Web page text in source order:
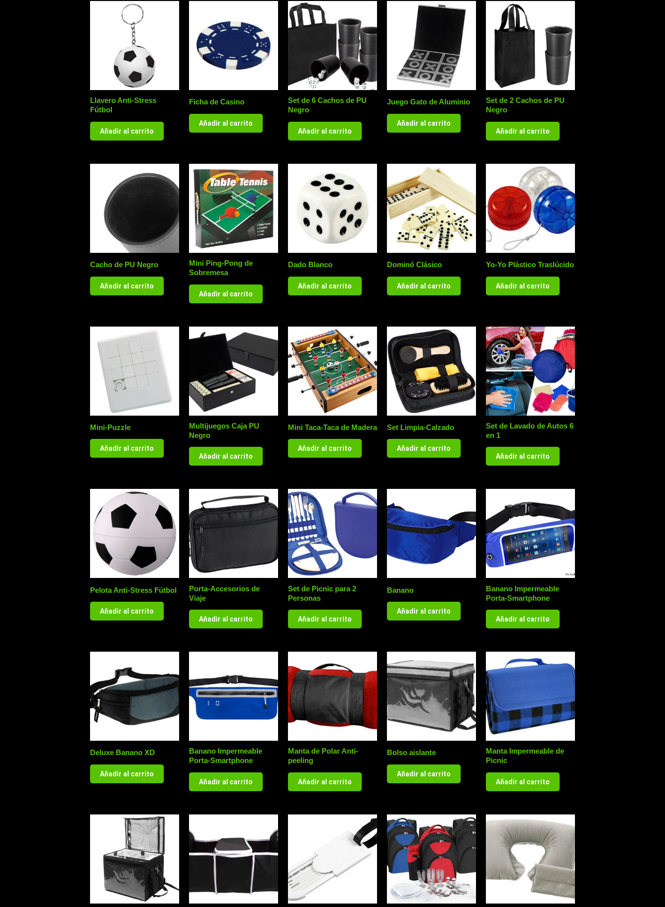
Llavero Anti-Stress
Fútbol
Añadir al carrito
Ficha de Casino
Añadir al carrito
Set de 6 Cachos de PU
Negro
Añadir al carrito
Juego Gato de Aluminio
Añadir al carrito
Set de 2 Cachos de PU
Negro
Añadir al carrito
Cacho de PU Negro
Añadir al carrito
Mini Ping-Pong de
Sobremesa
Añadir al carrito
Dado Blanco
Añadir al carrito
Dominó Clásico
Añadir al carrito
Yo-Yo Plástico Traslúcido
Añadir al carrito
Mini-Puzzle
Añadir al carrito
Multijuegos Caja PU
Negro
Añadir al carrito
Mini Taca-Taca de Madera
Añadir al carrito
Set Limpia-Calzado
Añadir al carrito
Set de Lavado de Autos 6
en 1
Añadir al carrito
Pelota Anti-Stress Fútbol
Añadir al carrito
Porta-Accesorios de
Viaje
Añadir al carrito
Set de Picnic para 2
Personas
Añadir al carrito
Banano
Añadir al carrito
Banano Impermeable
Porta-Smartphone
Añadir al carrito
Deluxe Banano XD
Añadir al carrito
Banano Impermeable
Porta-Smartphone
Añadir al carrito
Manta de Polar Anti-
peeling
Añadir al carrito
Bolso aislante
Añadir al carrito
Manta Impermeable de
Picnic
Añadir al carrito